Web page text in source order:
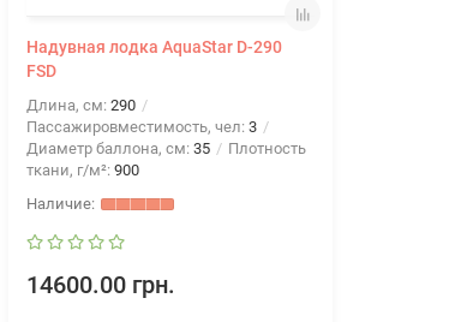
Надувная лодка AquaStar D-290
FSD
Длина, см: 290
Пассажировместимость, чел: 3
Диаметр баллона, см: 35
Плотность
ткани, г/м²: 900
14600.00 грн.